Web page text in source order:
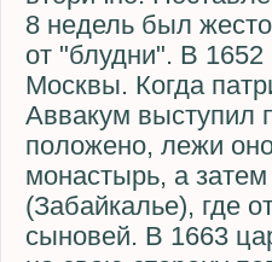
8 недель был
от "блудни". В
Москвы. Когда
Аввакум выступил
положено, лежи
монастырь, а
(Забайкалье), где
сыновей. В 1663